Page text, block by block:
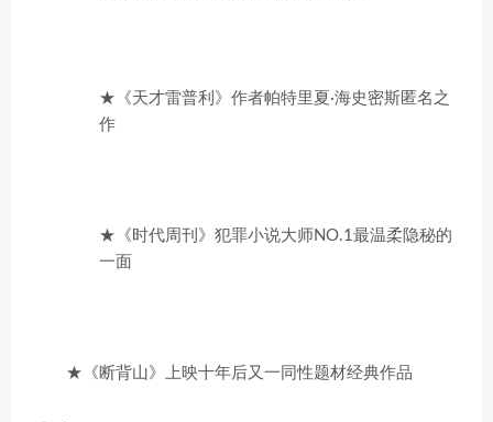
★《天才雷普利》作者帕特里夏·海史密斯匿名之
作
★《时代周刊》犯罪小说大师NO.1最温柔隐秘的
一面
★《断背山》上映十年后又一同性题材经典作品